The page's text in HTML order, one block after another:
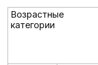
Возрастные
категории